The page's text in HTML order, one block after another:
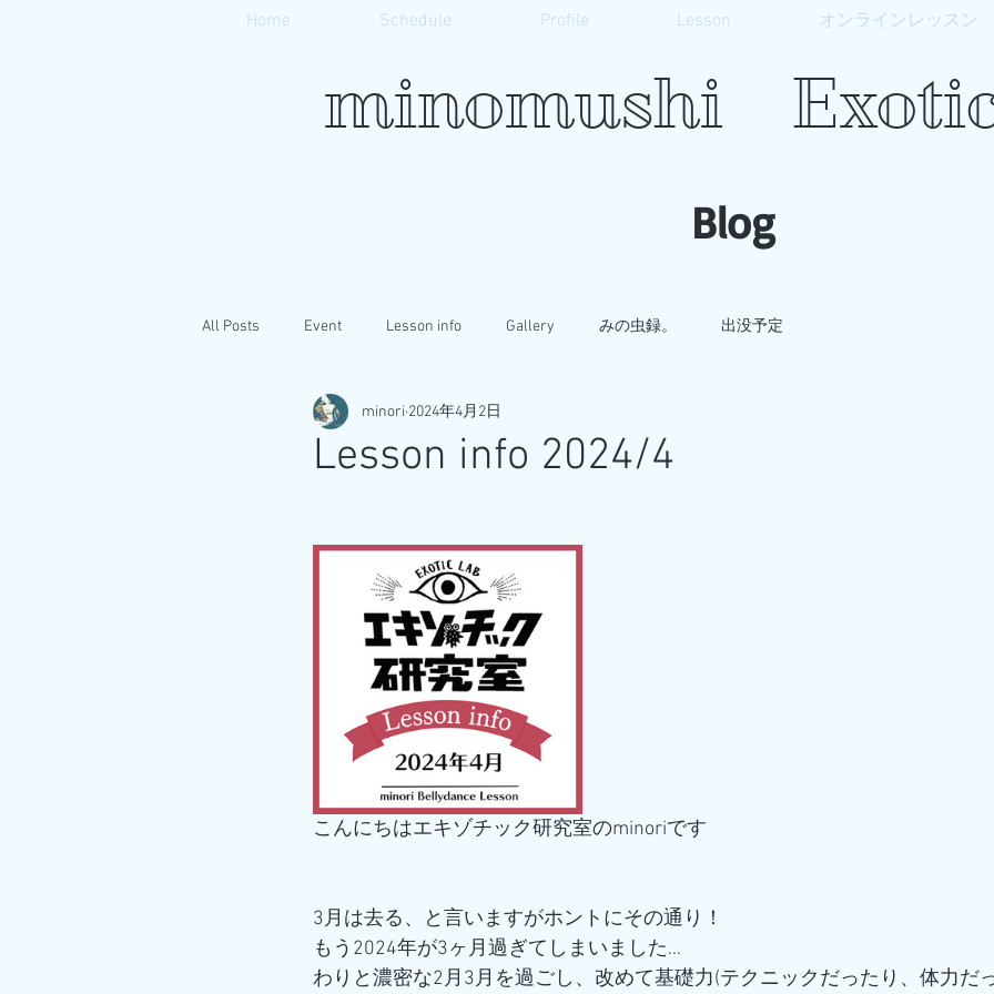
Home Schedule Profile Lesson オンラインレッスン
minomushi
​Blog
All Posts Event Lesson info Gallery みの虫録。 出没予定
Lesson info 2024/4
minori 2024年4月2日
こんにちはエキゾチック研究室のminoriです
3月は去る、と言いますがホントにその通り！
もう2024年が3ヶ月過ぎてしまいました…
わりと濃密な2月3月を過ごし、改めて基礎力(テクニックだったり、体力だ